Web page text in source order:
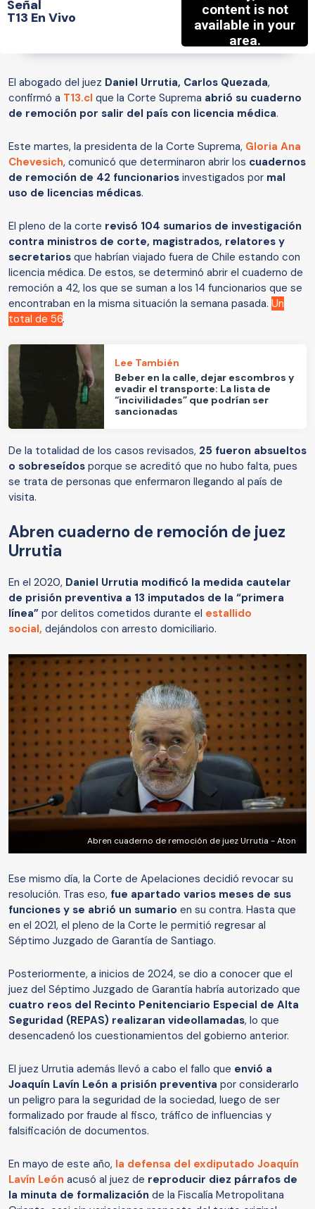
Señal
T13 En Vivo
El abogado del juez Daniel Urrutia, Carlos Quezada,
confirmó a T13.cl que la Corte Suprema abrió su cuaderno
de remoción por salir del país con licencia médica.
Este martes, la presidenta de la Corte Suprema, Gloria Ana
Chevesich, comunicó que determinaron abrir los cuadernos
de remoción de 42 funcionarios investigados por mal
uso de licencias médicas.
El pleno de la corte revisó 104 sumarios de investigación
contra ministros de corte, magistrados, relatores y
secretarios que habrían viajado fuera de Chile estando con
licencia médica. De estos, se determinó abrir el cuaderno de
remoción a 42, los que se suman a los 14 funcionarios que se
encontraban en la misma situación la semana pasada. Un
total de 56.
Lee También
Beber en la calle, dejar escombros y
evadir el transporte: La lista de
“incivilidades” que podrían ser
sancionadas
De la totalidad de los casos revisados, 25 fueron absueltos
o sobreseídos porque se acreditó que no hubo falta, pues
se trata de personas que enfermaron llegando al país de
visita.
Abren cuaderno de remoción de juez
Urrutia
En el 2020, Daniel Urrutia modificó la medida cautelar
de prisión preventiva a 13 imputados de la “primera
línea” por delitos cometidos durante el estallido
social, dejándolos con arresto domiciliario.
Abren cuaderno de remoción de juez Urrutia - Aton
Ese mismo día, la Corte de Apelaciones decidió revocar su
resolución. Tras eso, fue apartado varios meses de sus
funciones y se abrió un sumario en su contra. Hasta que
en el 2021, el pleno de la Corte le permitió regresar al
Séptimo Juzgado de Garantía de Santiago.
Posteriormente, a inicios de 2024, se dio a conocer que el
juez del Séptimo Juzgado de Garantía habría autorizado que
cuatro reos del Recinto Penitenciario Especial de Alta
Seguridad (REPAS) realizaran videollamadas, lo que
desencadenó los cuestionamientos del gobierno anterior.
El juez Urrutia además llevó a cabo el fallo que envió a
Joaquín Lavín León a prisión preventiva por considerarlo
un peligro para la seguridad de la sociedad, luego de ser
formalizado por fraude al fisco, tráfico de influencias y
falsificación de documentos.
En mayo de este año, la defensa del exdiputado Joaquín
Lavín León acusó al juez de reproducir diez párrafos de
la minuta de formalización de la Fiscalía Metropolitana